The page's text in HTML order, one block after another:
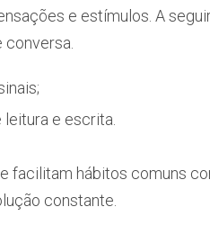
e estímulos. A
e escrita.
facilitam hábitos comuns
constante.